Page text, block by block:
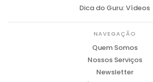
Dica do Guru: Vídeos
NAVEGAÇÃO
Quem Somos
Nossos Serviços
Newsletter